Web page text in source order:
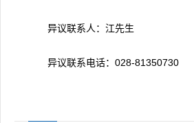
异议联系人：江先生
异议联系电话：028-81350730